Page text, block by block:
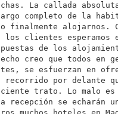
La callada
completo de la
finalmente alojarnos.
clientes esperamos
de los
creo que todos en
se esfuerzan en
recorrido por delante
trato. Lo malo es
recepción se echarán